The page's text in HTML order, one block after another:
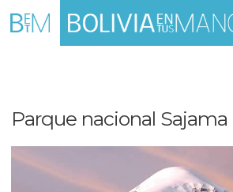
Parque nacional Sajama